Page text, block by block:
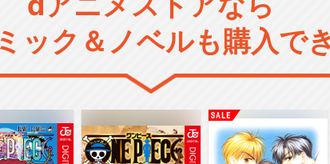
ック＆ノベルも購入で